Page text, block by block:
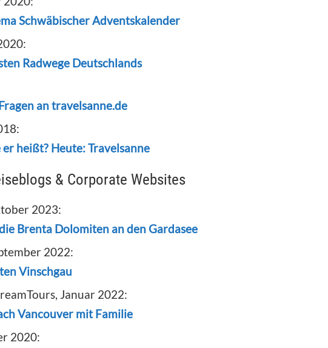
Schwäbischer Adventskalender
Radwege Deutschlands
an travelsanne.de
heißt? Heute: Travelsanne
& Corporate Websites
2023:
Brenta Dolomiten an den Gardasee
2022:
Vinschgau
Januar 2022:
Vancouver mit Familie
2020: